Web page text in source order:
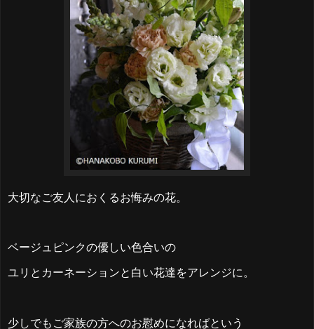
大切なご友人におくるお悔みの花。
ベージュピンクの優しい色合いの
ユリとカーネーションと白い花達をアレンジに。
少しでもご家族の方へのお慰めになればという